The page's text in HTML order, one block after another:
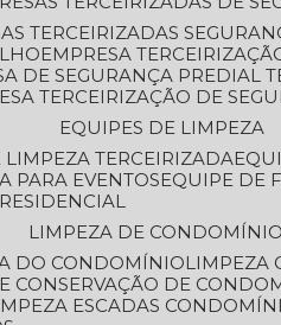
TERCEIRIZADAS
EMPRESA
DE SEGURANÇA PREDIAL
TERCEIRIZAÇÃO DE
EQUIPES DE LIMPEZA
LIMPEZA TERCEIRIZADA
PARA EVENTOS EQUIPE DE
LIMPEZA DE
DO CONDOMÍNIO
E CONSERVAÇÃO DE
ESCADAS